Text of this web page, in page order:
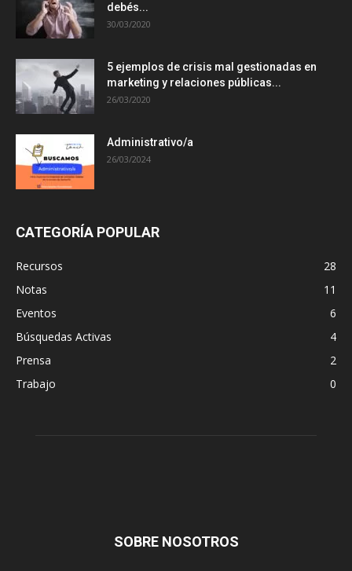
debés...
30/03/2020
5 ejemplos de crisis mal gestionadas en
marketing y relaciones públicas...
26/03/2020
Administrativo/a
26/03/2024
CATEGORÍA POPULAR
Recursos
28
Notas
11
Eventos
6
Búsquedas Activas
4
Prensa
2
Trabajo
0
SOBRE NOSOTROS